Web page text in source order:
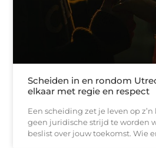
Scheiden in en rondom
elkaar met regie en respect
Een scheiding zet je leven op
geen juridische strijd te worden
beslist over jouw toekomst. Wie